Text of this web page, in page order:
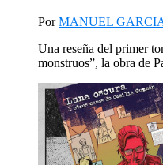
PorMANUEL
Una reseña del primer
monstruos”, la obra de